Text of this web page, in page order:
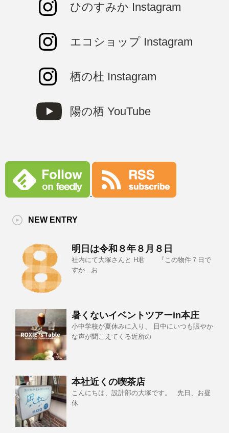
ひのすみか Instagram
エコショップ Instagram
栖の杜 Instagram
陽の栖 YouTube
NEW ENTRY
明日は令和８年８月８日
社内にて大塚さんと H君 『この物件７日で
すか...お
暑くないイベントツアーin本庄
小中学校が夏休みに入り、 日中にいつも賑やか
な声が聞こえてくる近所の
本社近くの喫茶店
こんにちは、設計部の大塚です。 先日、お昼
休